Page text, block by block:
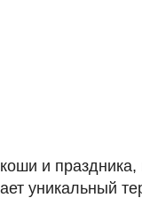
и
уникальный